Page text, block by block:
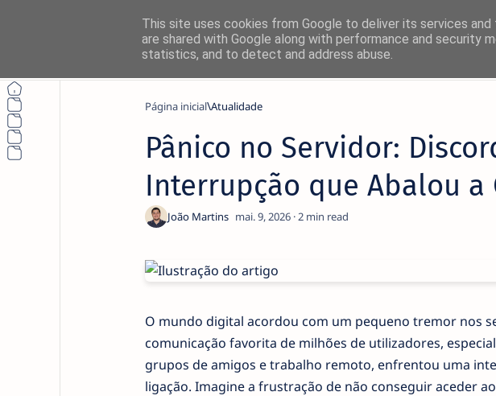
Página inicial Atualidade
Pânico no Servidor:
Interrupção que Abalou a
2
O mundo digital acordou com um pequeno tremor nos
comunicação favorita de milhões de utilizadores,
grupos de amigos e trabalho remoto, enfrentou uma
ligação. Imagine a frustração de não conseguir aceder
This site uses cookies from Google to deliver its services
are shared with Google along with performance and security
statistics, and to detect and address abuse.